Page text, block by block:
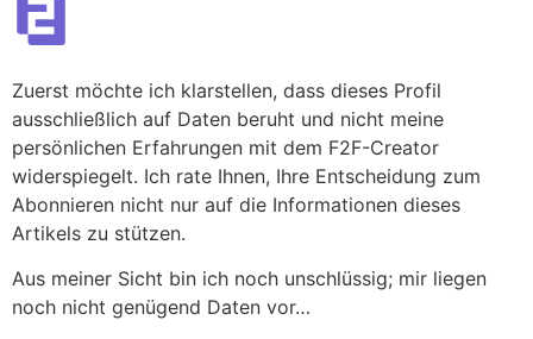
Zuerst möchte ich klarstellen, dass dieses Profil
ausschließlich auf Daten beruht und nicht meine
persönlichen Erfahrungen mit dem F2F-Creator
widerspiegelt. Ich rate Ihnen, Ihre Entscheidung zum
Abonnieren nicht nur auf die Informationen dieses
Artikels zu stützen.
Aus meiner Sicht bin ich noch unschlüssig; mir liegen
noch nicht genügend Daten vor…